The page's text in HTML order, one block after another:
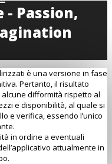
è una versione in fase
Pertanto, il risultato
difformità rispetto al
e disponibilità, al quale si
e verifica, essendo l’unico
in ordine a eventuali
attualmente in